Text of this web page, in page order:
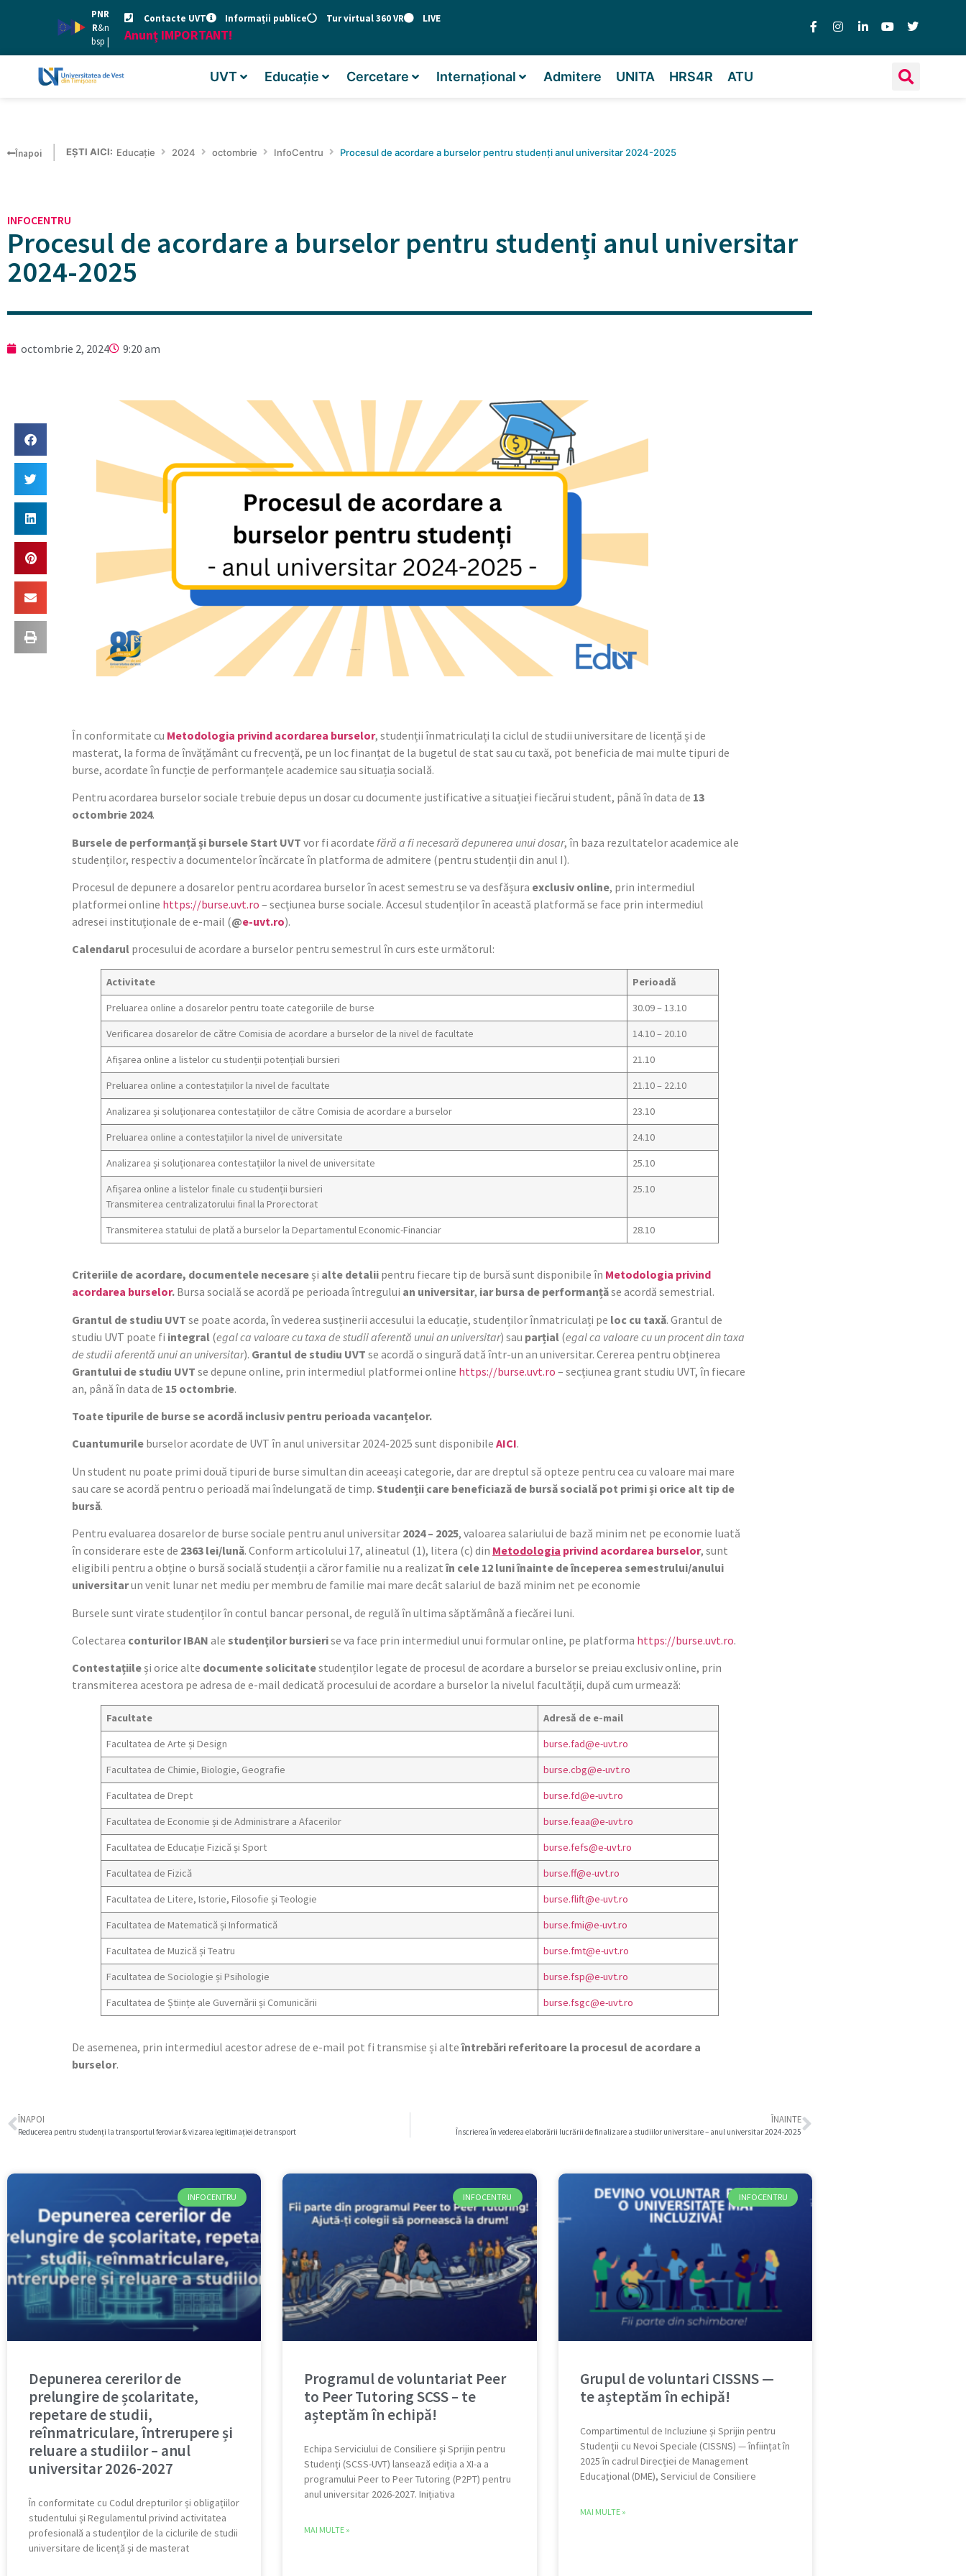
PNR
R&n
bsp |
Contacte UVT Informații publice Tur virtual 360 VR LIVE
Anunț IMPORTANT!
UVT Educație Cercetare Internațional Admitere UNITA HRS4R ATU
Înapoi EȘTI AICI: Educație 2024 octombrie InfoCentru Procesul de acordare a burselor pentru studenți anul universitar 2024-2025
INFOCENTRU
Procesul de acordare a burselor pentru studenți anul universitar
2024-2025
octombrie 2, 2024 9:20 am
În conformitate cu Metodologia privind acordarea burselor, studenții înmatriculați la ciclul de studii universitare de licență și de
masterat, la forma de învățământ cu frecvență, pe un loc finanțat de la bugetul de stat sau cu taxă, pot beneficia de mai multe tipuri de
burse, acordate în funcție de performanțele academice sau situația socială.
Pentru acordarea burselor sociale trebuie depus un dosar cu documente justificative a situației fiecărui student, până în data de 13
octombrie 2024.
Bursele de performanță și bursele Start UVT vor fi acordate fără a fi necesară depunerea unui dosar, în baza rezultatelor academice ale
studenților, respectiv a documentelor încărcate în platforma de admitere (pentru studenții din anul I).
Procesul de depunere a dosarelor pentru acordarea burselor în acest semestru se va desfășura exclusiv online, prin intermediul
platformei online https://burse.uvt.ro – secțiunea burse sociale. Accesul studenților în această platformă se face prin intermediul
adresei instituționale de e-mail (@e-uvt.ro).
Calendarul procesului de acordare a burselor pentru semestrul în curs este următorul:
Activitate
Perioadă
Preluarea online a dosarelor pentru toate categoriile de burse
30.09 – 13.10
Verificarea dosarelor de către Comisia de acordare a burselor de la nivel de facultate
14.10 – 20.10
Afișarea online a listelor cu studenții potențiali bursieri
21.10
Preluarea online a contestațiilor la nivel de facultate
21.10 – 22.10
Analizarea și soluționarea contestațiilor de către Comisia de acordare a burselor
23.10
Preluarea online a contestațiilor la nivel de universitate
24.10
Analizarea și soluționarea contestațiilor la nivel de universitate
25.10
Afișarea online a listelor finale cu studenții bursieri
Transmiterea centralizatorului final la Prorectorat
25.10
Transmiterea statului de plată a burselor la Departamentul Economic-Financiar 28.10
Criteriile de acordare, documentele necesare și alte detalii pentru fiecare tip de bursă sunt disponibile în Metodologia privind
acordarea burselor. Bursa socială se acordă pe perioada întregului an universitar, iar bursa de performanțăse acordă semestrial.
Grantul de studiu UVT se poate acorda, în vederea susținerii accesului la educație, studenților înmatriculați pe loc cu taxă. Grantul de
studiu UVT poate fi integral (egal ca valoare cu taxa de studii aferentă unui an universitar) sau parțial (egal ca valoare cu un procent din taxa
de studii aferentă unui an universitar). Grantul de studiu UVT se acordă o singură dată într-un an universitar. Cererea pentru obținerea
Grantului de studiu UVT se depune online, prin intermediul platformei online https://burse.uvt.ro – secțiunea grant studiu UVT, în fiecare
an, până în data de 15 octombrie.
Toate tipurile de burse se acordă inclusiv pentru perioada vacanțelor.
Cuantumurile burselor acordate de UVT în anul universitar 2024-2025 sunt disponibile AICI.
Un student nu poate primi două tipuri de burse simultan din aceeași categorie, dar are dreptul să opteze pentru cea cu valoare mai mare
sau care se acordă pentru o perioadă mai îndelungată de timp. Studenții care beneficiază de bursă socială pot primi și orice alt tip de
bursă.
Pentru evaluarea dosarelor de burse sociale pentru anul universitar 2024 – 2025, valoarea salariului de bază minim net pe economie luată
în considerare este de 2363 lei/lună. Conform articolului 17, alineatul (1), litera (c) din Metodologia privind acordarea burselor, sunt
eligibili pentru a obține o bursă socială studenții a căror familie nu a realizatîn cele 12 luni înainte de începerea semestrului/anului
universitarun venit lunar net mediu per membru de familie mai mare decât salariul de bază minim net pe economie
Bursele sunt virate studenților în contul bancar personal, de regulă în ultima săptămână a fiecărei luni.
Colectarea conturilor IBAN ale studenților bursierise va face prin intermediul unui formular online, pe platforma https://burse.uvt.ro.
Contestațiile și orice alte documente solicitatestudenților legate de procesul de acordare a burselor se preiau exclusiv online, prin
transmiterea acestora pe adresa de e-mail dedicată procesului de acordare a burselor la nivelul facultății, după cum urmează:
Facultate
Adresă de e-mail
Facultatea de Arte și Design
burse.fad@e-uvt.ro
Facultatea de Chimie, Biologie, Geografie
burse.cbg@e-uvt.ro
Facultatea de Drept
burse.fd@e-uvt.ro
Facultatea de Economie și de Administrare a Afacerilor
burse.feaa@e-uvt.ro
Facultatea de Educație Fizică și Sport
burse.fefs@e-uvt.ro
Facultatea de Fizică
burse.ff@e-uvt.ro
Facultatea de Litere, Istorie, Filosofie și Teologie
burse.flift@e-uvt.ro
Facultatea de Matematică și Informatică
burse.fmi@e-uvt.ro
Facultatea de Muzică și Teatru
burse.fmt@e-uvt.ro
Facultatea de Sociologie și Psihologie
burse.fsp@e-uvt.ro
Facultatea de Științe ale Guvernării și Comunicării
burse.fsgc@e-uvt.ro
De asemenea, prin intermediul acestor adrese de e-mail pot fi transmise și alteîntrebări referitoare la procesul de acordare a
burselor.
ÎNAPOI
Reducerea pentru studenți la transportul feroviar & vizarea legitimației de transport
ÎNAINTE
Înscrierea în vederea elaborării lucrării de finalizare a studiilor universitare – anul universitar 2024-2025
INFOCENTRU
Depunerea cererilor de
prelungire de școlaritate,
repetare de studii,
reînmatriculare, întrerupere și
reluare a studiilor – anul
universitar 2026-2027
În conformitate cu Codul drepturilor și obligațiilor
studentului și Regulamentul privind activitatea
profesională a studenților de la ciclurile de studii
universitare de licență și de masterat
INFOCENTRU
Programul de voluntariat Peer
to Peer Tutoring SCSS – te
așteptăm în echipă!
Echipa Serviciului de Consiliere și Sprijin pentru
Studenți (SCSS-UVT) lansează ediția a XI-a a
programului Peer to Peer Tutoring (P2PT) pentru
anul universitar 2026-2027. Inițiativa
MAI MULTE »
INFOCENTRU
Grupul de voluntari CISSNS —
te așteptăm în echipă!
Compartimentul de Incluziune și Sprijin pentru
Studenții cu Nevoi Speciale (CISSNS) — înființat în
2025 în cadrul Direcției de Management
Educațional (DME), Serviciul de Consiliere
MAI MULTE »